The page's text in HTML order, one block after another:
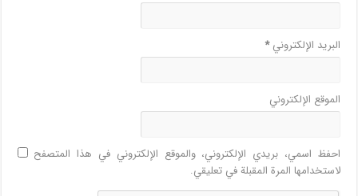
البريد الإلكتروني*
الموقع الإلكتروني
احفظ اسمي، بريدي الإلكتروني، والموقع الإلكتروني في هذا المتصفح
لاستخدامها المرة المقبلة في تعليقي.